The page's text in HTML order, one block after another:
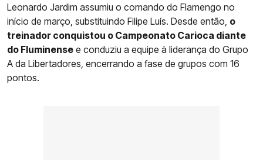
Leonardo Jardim assumiu o comando do Flamengo no
início de março, substituindo Filipe Luís. Desde então, o
treinador conquistou o Campeonato Carioca diante
do Fluminense e conduziu a equipe à liderança do Grupo
A da Libertadores, encerrando a fase de grupos com 16
pontos.